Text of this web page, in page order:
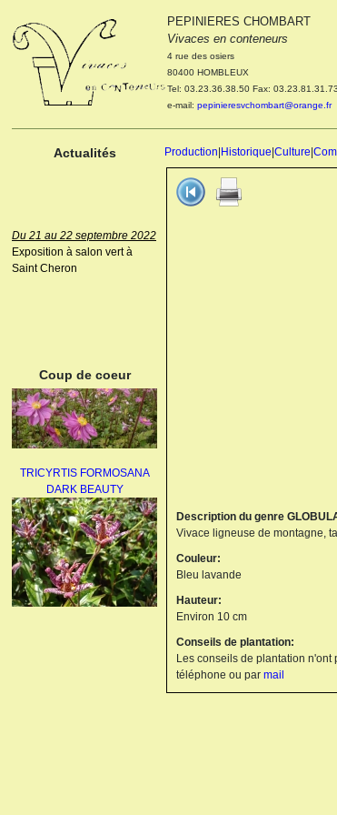
PEPINIERES CHOMBART
Vivaces en conteneurs
4 rue des osiers
80400 HOMBLEUX
Tel: 03.23.36.38.50 Fax: 03.23.81.31.73
e-mail: pepinieresvchombart@orange.fr
Actualités Production Historique Culture
Le 04 et 05 octobre 2022
Portes ouvertes de la
pépinière : Visite des
cultures, découverte des
nouveautés. Le rendez-vous
octobre 2022. Le mercredi 05
octobre 2022.
Du 21 au 22 septembre 2022
Exposition à salon vert à
Saint Cheron
Coup de coeur
TRICYRTIS FORMOSANA
DARK BEAUTY
Description du genre
Vivace ligneuse de montagne,
Couleur:
Bleu lavande
Hauteur:
Environ 10 cm
Conseils de plantation:
Les conseils de plantation n'ont
téléphone ou par mail